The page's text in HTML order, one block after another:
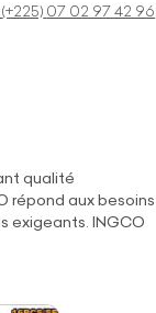
(+225) 07 02 97 42 96
qualité
répond aux besoins
exigeants. INGCO